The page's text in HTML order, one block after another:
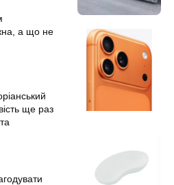
а що не
ще раз